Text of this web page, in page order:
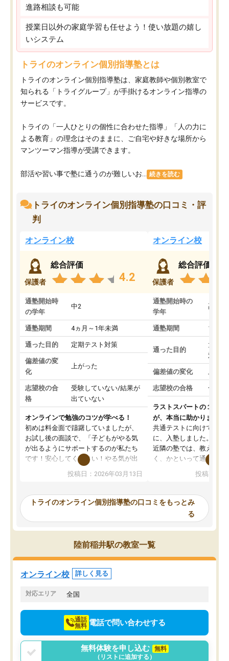
進路相談も可能
授業日以外の家庭学習も任せよう！使い放題の嬉し
いシステム
トライのオンライン個別指導塾とは
トライのオンライン個別指導塾は、家庭教師や個別教室で
知られる「トライグループ」が手掛けるオンライン指導の
サービスです。
トライの「一人ひとりの個性に合わせた指導」「人の力に
よる教育」の理念はそのままに、ご自宅や好きな場所から
マンツーマン指導が受講できます。
部活や習い事で塾に通うのが難しいお... 続きを読む
トライのオンライン個別指導塾の口コミ・評
判
オンライン校
保護者
総合評価
4.2
通塾開始時
の学年
中2
通塾期間 4ヵ月～1年未満
通った目的 定期テスト対策
偏差値の変
化
上がった
志望校の合
格
受験していない/結果が
出ていない
オンラインで勉強のコツが学べる！
初めは料金面で躊躇していましたが、
お試し後の面談で、「子どもがやる気
が出るようにサポートするのが私たち
です！安心してください！やる気が出
ないのは私たち講師の責任です」と言
ってくださり、確かに！と考えて、思
ったんですが、学生の先生から学ぶこ
み、徐々に成績が上がったらいいなと
思っていました。何が今足りないのか
を的確に指導いただき、子どももびっ
くりするほど楽しんでやる気を持って
塾を受けています。狙い通り、少しず
つ成績も上がり、苦手意識も無くなっ
てきたので、さらに苦手な数学も追加
でお願いしました。来年の高校受験に
投稿日：2026年03月13日
オンライン校
保護者
総合評価
通塾開始時の
学年
高3
通塾期間 1～3
通った目的
大学
対策
偏差値の変化
志望校の合格 合格
ラストスパートの１か月
が、本当に助かりました
共通テストに向けての追
に、入塾しました。田舎
近隣の塾では、教えても
く、かといって通うには
可能なので本当に助か
らないところをピンポイ
頂いて、とてもわかり
していました。一生を
スト、多少お金がかかっ
思い切って入塾してよか
投稿日：
トライのオンライン個別指導塾の口コミをもっとみ
る
陸前稲井駅の教室一覧
オンライン校 詳しく見る
対応エリア 全国
通話
無料 電話で問い合わせする
無料体験を申し込む
無料
（リストに追加する）